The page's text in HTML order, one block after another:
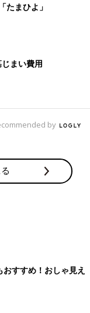
たまひよ」
まい費用
by
すすめ！おしゃ見え